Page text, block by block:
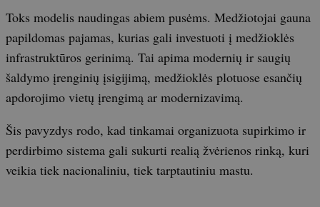
Toks modelis naudingas abiem pusėms. Medžiotojai gauna
papildomas pajamas, kurias gali investuoti į medžioklės
infrastruktūros gerinimą. Tai apima modernių ir saugių
šaldymo įrenginių įsigijimą, medžioklės plotuose esančių
apdorojimo vietų įrengimą ar modernizavimą.
Šis pavyzdys rodo, kad tinkamai organizuota supirkimo ir
perdirbimo sistema gali sukurti realią žvėrienos rinką, kuri
veikia tiek nacionaliniu, tiek tarptautiniu mastu.